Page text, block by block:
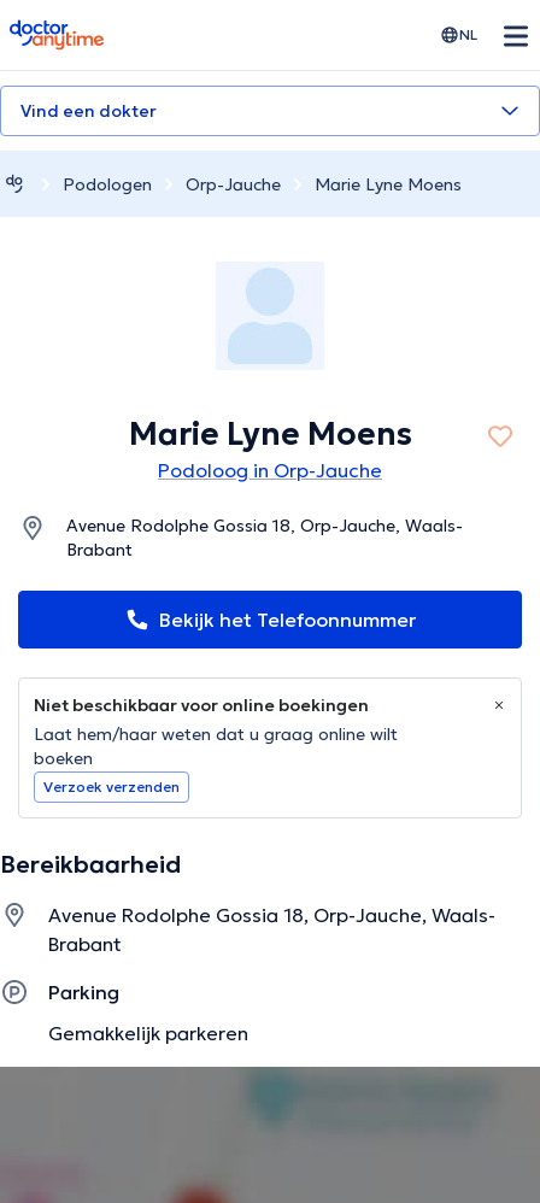
doctoranytime NL
Vind een dokter
Podologen Orp-Jauche Marie Lyne Moens
Marie Lyne Moens
Podoloog in Orp-Jauche
Avenue Rodolphe Gossia 18, Orp-Jauche, Waals-
Brabant
Bekijk het Telefoonnummer
Niet beschikbaar voor online boekingen
Laat hem/haar weten dat u graag online wilt
boeken
Verzoek verzenden
Bereikbaarheid
Avenue Rodolphe Gossia 18, Orp-Jauche, Waals-
Brabant
Parking
Gemakkelijk parkeren